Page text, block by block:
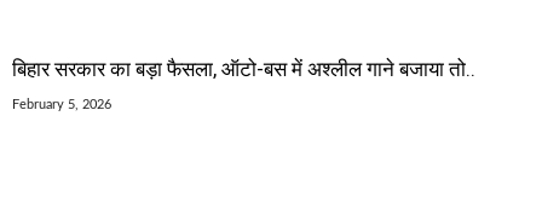
बिहार सरकार का बड़ा फैसला, ऑटो-बस में अश्लील गाने बजाया तो..
February 5, 2026